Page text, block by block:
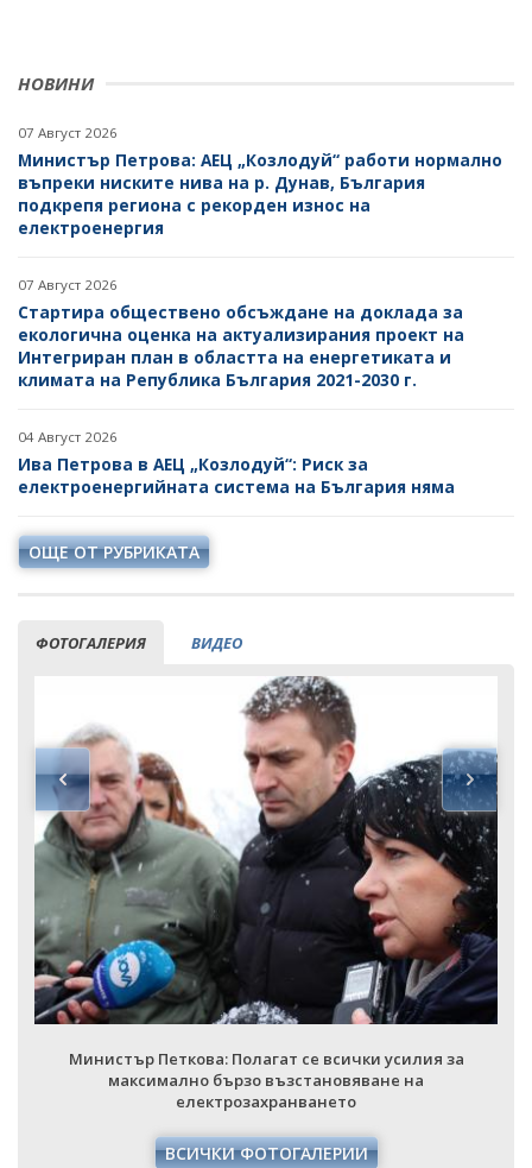
НОВИНИ
07 Август 2026
Министър Петрова: АЕЦ „Козлодуй“ работи нормално
въпреки ниските нива на р. Дунав, България
подкрепя региона с рекорден износ на
електроенергия
07 Август 2026
Стартира обществено обсъждане на доклада за
екологична оценка на актуализирания проект на
Интегриран план в областта на енергетиката и
климата на Република България 2021-2030 г.
04 Август 2026
Ива Петрова в АЕЦ „Козлодуй“: Риск за
електроенергийната система на България няма
ОЩЕ ОТ РУБРИКАТА
ФОТОГАЛЕРИЯ ВИДЕО
всички усилия за
на
Министър Петкова: Полагат се
максимално бързо
ВСИЧКИ